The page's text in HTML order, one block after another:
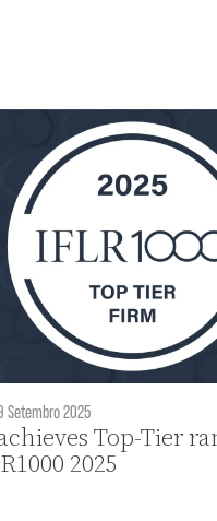
Setembro 2025
Top-Tier
2025